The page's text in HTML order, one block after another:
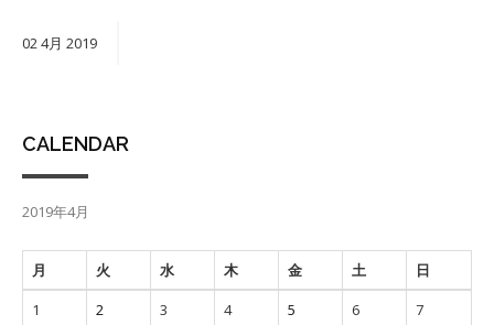
024月 2019
CALENDAR
2019年4月
月 火 水 木 金 土 日
1 2 3 4 5 6
7